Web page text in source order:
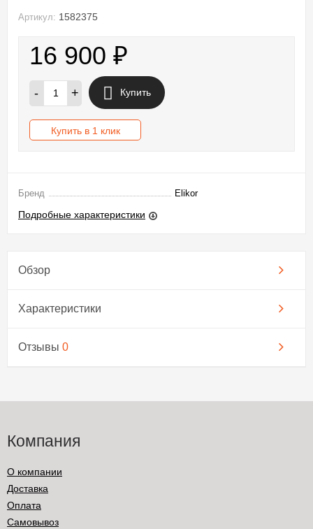
Артикул: 1582375
16 900 ₽
- + Купить
Купить в 1 клик
Бренд Elikor
Подробные характеристики
Обзор
Характеристики
Отзывы 0
Компания
О компании
Доставка
Оплата
Самовывоз